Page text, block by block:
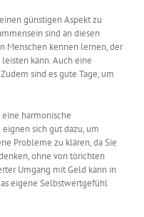
einen günstigen Aspekt zu
sind an diesen
Menschen kennen lernen, der
kann. Auch eine
sind es gute Tage, um
eine harmonische
eignen sich gut dazu, um
Probleme zu klären, da Sie
ohne von törichten
Umgang mit Geld kann in
eigene Selbstwertgefühl